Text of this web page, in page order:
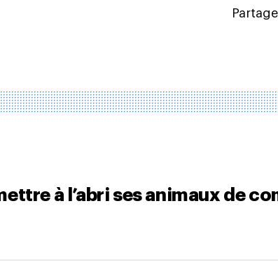
à l’abri ses animaux de